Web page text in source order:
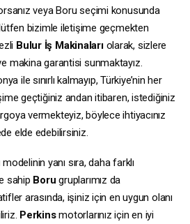
veya Boru seçimi konusunda
lütfen bizimle iletişime geçmekten
Bulur İş Makinalarıolarak, sizlere
makina garantisi sunmaktayız.
ile sınırlı kalmayıp, Türkiye’nin her
geçtiğiniz andan itibaren, istediğiniz
vermekteyiz, böylece ihtiyacınız
elde edebilirsiniz.
modelinin yanı sıra, daha farklı
sahip Boru gruplarımız da
arasında, işiniz için en uygun olanı
Perkinsmotorlarınız için en iyi